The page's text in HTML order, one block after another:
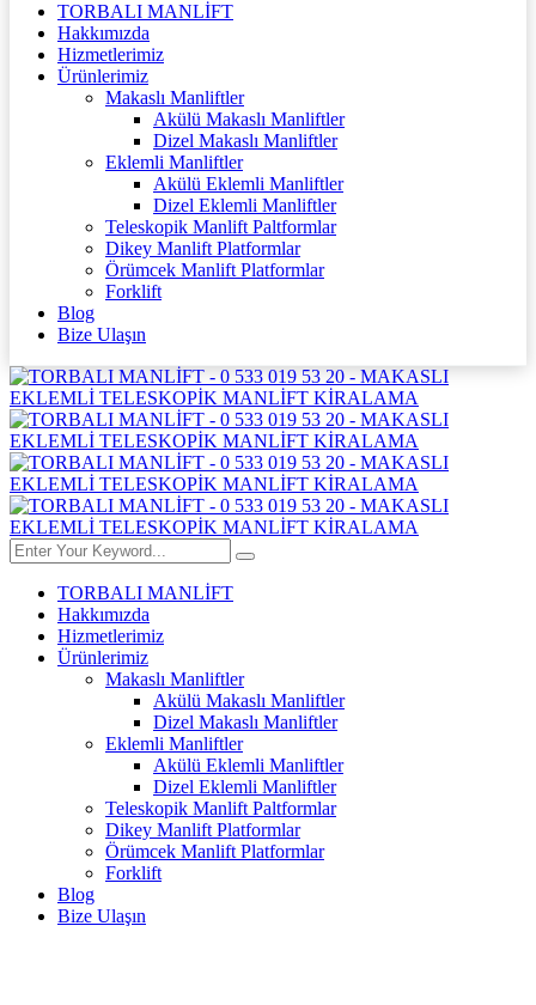
TORBALI MANLİFT
Hakkımızda
Hizmetlerimiz
Ürünlerimiz
Makaslı Manliftler
Akülü Makaslı Manliftler
Dizel Makaslı Manliftler
Eklemli Manliftler
Akülü Eklemli Manliftler
Dizel Eklemli Manliftler
Teleskopik Manlift Paltformlar
Dikey Manlift Platformlar
Örümcek Manlift Platformlar
Forklift
Blog
Bize Ulaşın
TORBALI MANLİFT
Hakkımızda
Hizmetlerimiz
Ürünlerimiz
Makaslı Manliftler
Akülü Makaslı Manliftler
Dizel Makaslı Manliftler
Eklemli Manliftler
Akülü Eklemli Manliftler
Dizel Eklemli Manliftler
Teleskopik Manlift Paltformlar
Dikey Manlift Platformlar
Örümcek Manlift Platformlar
Forklift
Blog
Bize Ulaşın